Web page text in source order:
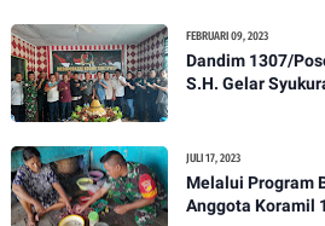
FEBRUARI 09, 2023
Dandim 1307/
S.H. Gelar
JULI 17, 2023
Melalui Program
Anggota Koramil